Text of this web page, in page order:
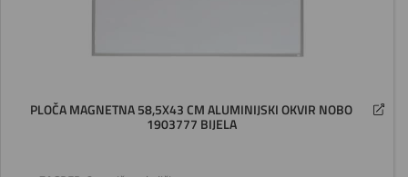
PLOČA MAGNETNA 58,5X43 CM ALUMINIJSKI OKVIR NOBO
1903777 BIJELA